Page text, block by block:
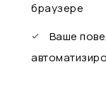
браузере
Ваше